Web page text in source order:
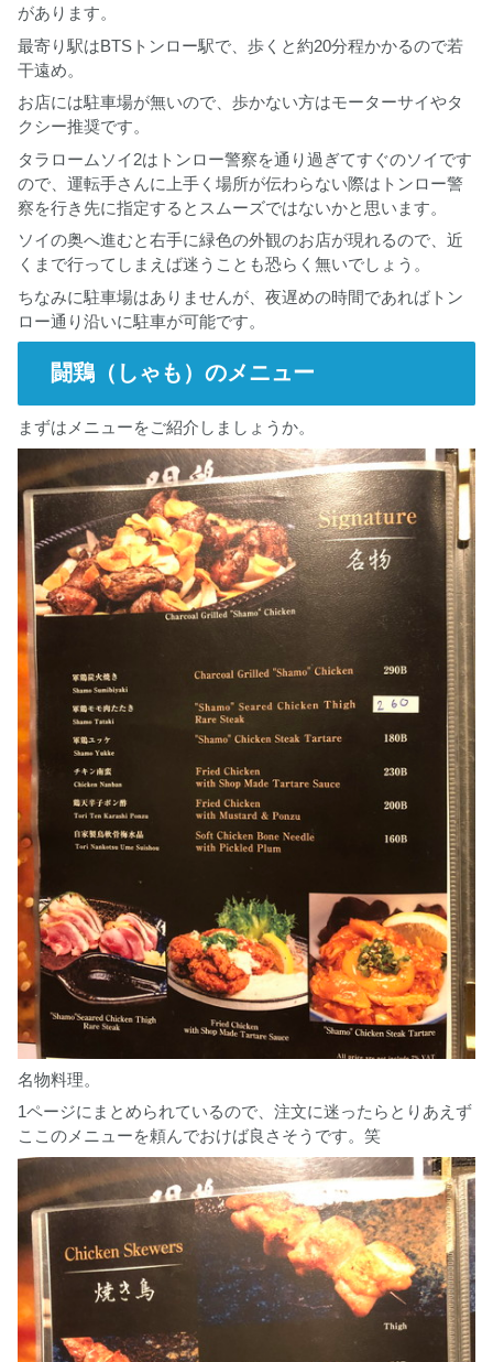
があります。
最寄り駅はBTSトンロー駅で、歩くと約20分程かかるので若
干遠め。
お店には駐車場が無いので、歩かない方はモーターサイやタ
クシー推奨です。
タラロームソイ2はトンロー警察を通り過ぎてすぐのソイです
ので、運転手さんに上手く場所が伝わらない際はトンロー警
察を行き先に指定するとスムーズではないかと思います。
ソイの奥へ進むと右手に緑色の外観のお店が現れるので、近
くまで行ってしまえば迷うことも恐らく無いでしょう。
ちなみに駐車場はありませんが、夜遅めの時間であればトン
ロー通り沿いに駐車が可能です。
闘鶏（しゃも）のメニュー
まずはメニューをご紹介しましょうか。
名物料理。
1ページにまとめられているので、注文に迷ったらとりあえず
ここのメニューを頼んでおけば良さそうです。笑